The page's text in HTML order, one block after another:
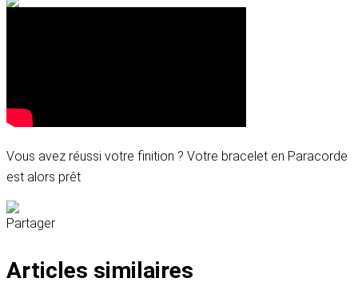
Vous avez réussi votre finition ? Votre bracelet en Paracorde
est alors prêt
Partager
Articles similaires